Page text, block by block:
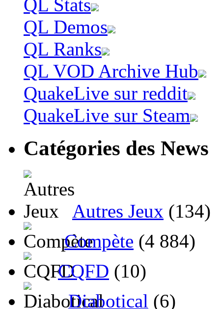
QL Stats
QL Demos
QL Ranks
QL VOD Archive Hub
QuakeLive sur reddit
QuakeLive sur Steam
Catégories des News
Autres Jeux (134)
Compète (4 884)
CQFD (10)
Diabotical (6)